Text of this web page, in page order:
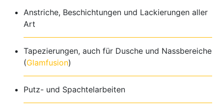
Anstriche, Beschichtungen und Lackierungen aller
Art
Tapezierungen, auch für Dusche und Nassbereiche
(Glamfusion)
Putz- und Spachtelarbeiten